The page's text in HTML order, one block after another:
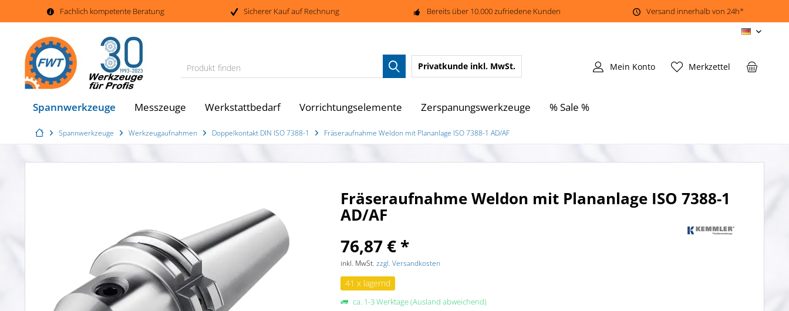
Fachlich kompetente Beratung Sicherer Kauf auf Rechnung Bereits über 10.000 zufriedene Kunden Versand innerhalb von 24h*
DE
Produkt finden Merkzettel
Mein Konto
Privatkunde inkl. MwSt.
Spannwerkzeuge Messzeuge Werkstattbedarf Vorrichtungselemente Zerspanungswerkzeuge % Sale %
Spannwerkzeuge Werkzeugaufnahmen Doppelkontakt DIN ISO 7388-1 Fräseraufnahme Weldon mit Plananlage ISO 7388-1 AD/AF
Fräseraufnahme Weldon mit Plananlage ISO 7388-1
AD/AF
76,87 € *
inkl. MwSt.zzgl. Versandkosten
41 x lagernd
ca. 1-3 Werktage (Ausland abweichend)